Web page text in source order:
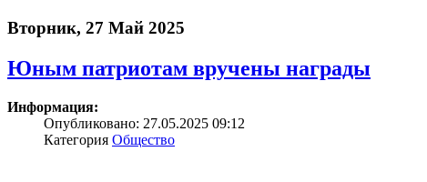
Вторник, 27 Май 2025
Юным патриотам вручены награды
Информация:
Опубликовано: 27.05.2025 09:12
Категория Общество